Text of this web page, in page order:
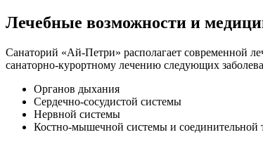
Лечебные возможности и
Санаторий «Ай-Петри» располагает современной
санаторно-курортному лечению следующих
Органов дыхания
Сердечно-сосудистой системы
Нервной системы
Костно-мышечной системы и соединительной